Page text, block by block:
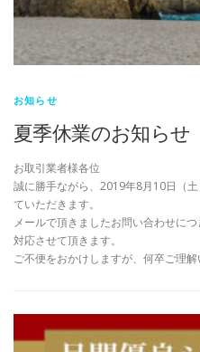
お知らせ
夏季休業のお知らせ
お取引業者様各位
誠に勝手ながら、2019年8月10日（
ていただきます。
メールで頂きましたお問い合わせに
対応させて頂きます。
ご不便をおかけしますが、何卒ご理